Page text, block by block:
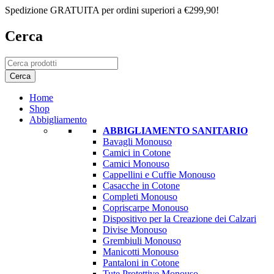
Spedizione GRATUITA per ordini superiori a €299,90!
Cerca
Home
Shop
Abbigliamento
ABBIGLIAMENTO SANITARIO
Bavagli Monouso
Camici in Cotone
Camici Monouso
Cappellini e Cuffie Monouso
Casacche in Cotone
Completi Monouso
Copriscarpe Monouso
Dispositivo per la Creazione dei Calzari
Divise Monouso
Grembiuli Monouso
Manicotti Monouso
Pantaloni in Cotone